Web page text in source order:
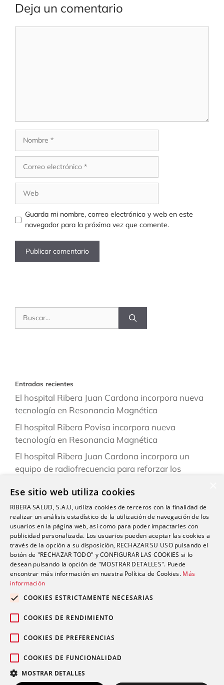
Deja un comentario
electrónico
Guarda mi nombre, correo electrónico y web en este
navegador para la próxima vez que comente.
Buscar:
Entradas recientes
El hospital Ribera Juan Cardona incorpora nueva
tecnología en Resonancia Magnética
El hospital Ribera Povisa incorpora nueva
tecnología en Resonancia Magnética
El hospital Ribera Juan Cardona incorpora un
equipo de radiofrecuencia para reforzar los
El Hospital Universitario del Vinalopó refuerza su
liderazgo tecnológico con la adquisición de un
robot quirúrgico Da Vinci Xi
Cirujanos del Hospital Universitario del Vinalopó
testean un robot quirúrgico endoscópico líder en
telecirugía
Ese sitio web utiliza cookies
RIBERA SALUD, S.A.U, utiliza cookies de terceros con la finalidad de
realizar un análisis estadístico de la utilización de navegación de los
usuarios en la página web, así como para poder impactarles con
publicidad personalizada. Los usuarios pueden aceptar las cookies a
través de la opción a su disposición, RECHAZAR SU USO pulsando el
botón de "RECHAZAR TODO" y CONFIGURAR LAS COOKIES si lo
desean pulsando la opción de "MOSTRAR DETALLES". Puede
encontrar más información en nuestra Política de Cookies. Más
información
COOKIES ESTRICTAMENTE NECESARIAS
COOKIES DE RENDIMIENTO
COOKIES DE PREFERENCIAS
COOKIES DE FUNCIONALIDAD
MOSTRAR DETALLES